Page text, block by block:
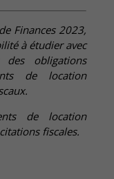
Finances 2023,
à étudier avec
des obligations
de location
de location
fiscales.